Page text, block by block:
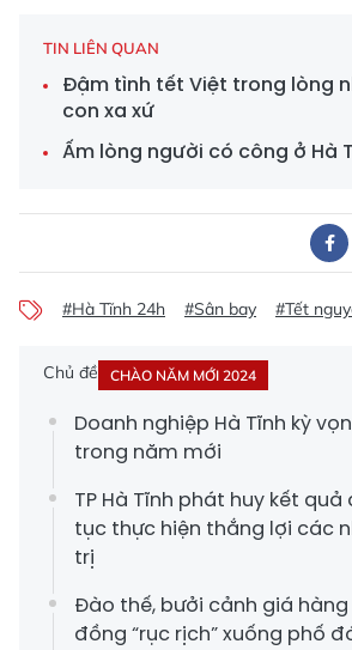
TIN LIÊN QUAN
Đậm tình tết Việt trong lòng
con xa xứ
Ấm lòng người có công ở Hà
#Hà Tĩnh 24h #Sân bay #Tết
Chủ đề CHÀO NĂM MỚI 2024
Doanh nghiệp Hà Tĩnh kỳ
trong năm mới
TP Hà Tĩnh phát huy kết
tục thực hiện thắng lợi các
trị
Đào thế, bưởi cảnh giá
đồng “rục rịch” xuống phố